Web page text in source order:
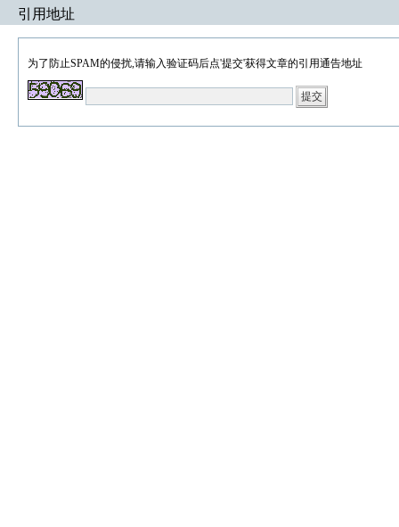
引用地址
为了防止SPAM的侵扰,请输入验证码后点'提交'获得文章的引用通告地址